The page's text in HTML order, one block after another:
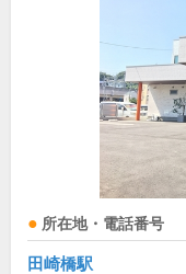
所在地・電話番号
田崎橋駅